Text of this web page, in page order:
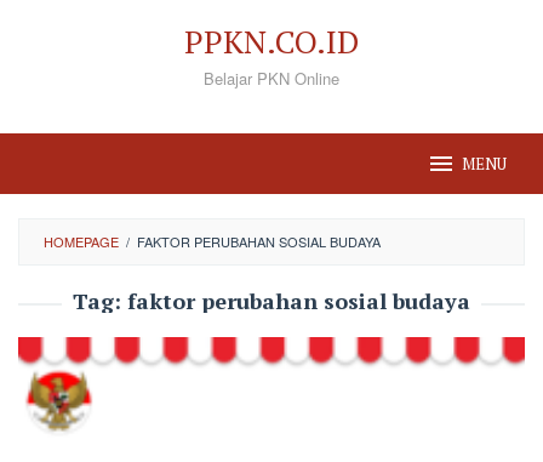
PPKN.CO.ID
Belajar PKN Online
MENU
HOMEPAGE / FAKTOR PERUBAHAN SOSIAL BUDAYA
Tag: faktor perubahan sosial budaya